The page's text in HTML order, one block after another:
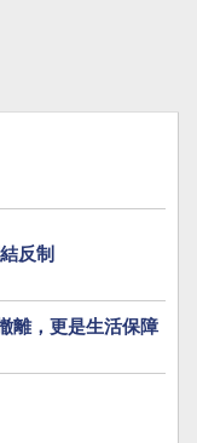
反制
離，更是生活保障